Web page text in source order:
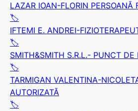
LAZAR IOAN-FLORIN PERSOANĂ
🏷️
IFTEMI E. ANDREI-
🏷️
SMITH&SMITH S.R.L.- PUNCT DE
🏷️
TARMIGAN VALENTINA-
AUTORIZATĂ
🏷️